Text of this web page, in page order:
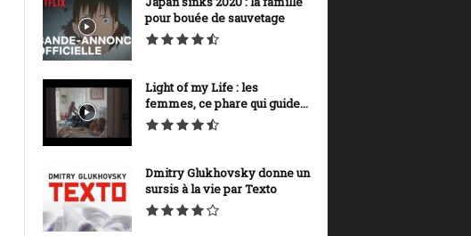
pour bouée de sauvetage
Light of my Life : les
femmes, ce phare qui guide...
Dmitry Glukhovsky donne un
sursis à la vie par Texto